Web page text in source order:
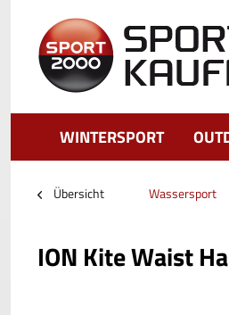
WINTERSPORT
Übersicht Wassersport
ION Kite Waist